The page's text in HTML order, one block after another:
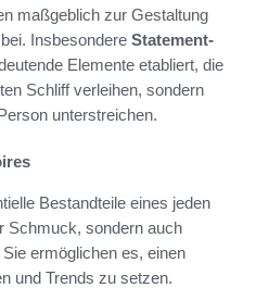
maßgeblich zur Gestaltung
Insbesondere Statement-
Elemente etabliert, die
Schliff verleihen, sondern
unterstreichen.
Bestandteile eines jeden
Schmuck, sondern auch
ermöglichen es, einen
und Trends zu setzen.